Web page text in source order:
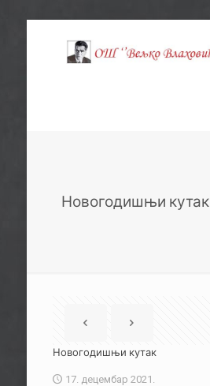
Новогодишњи кутак
Новогодишњи кутак
17. децембар 2021.